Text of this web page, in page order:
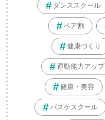
ダンススクール
ペア割
健康づくり
運動能力アップ
健康・美容
バスケスクール